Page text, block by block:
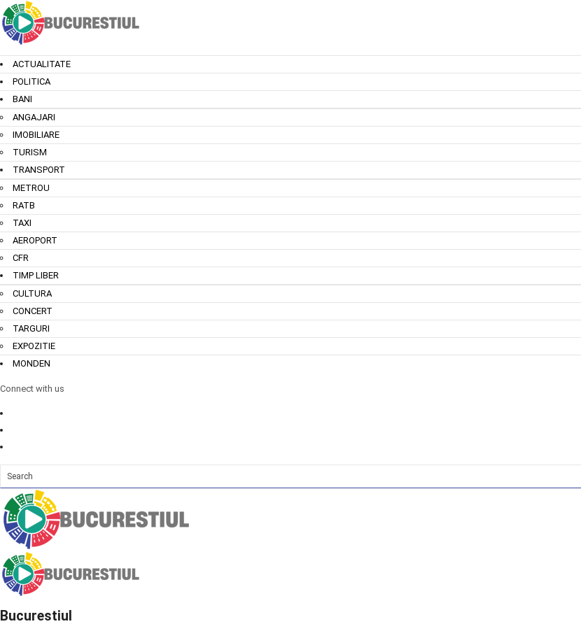
ACTUALITATE
POLITICA
BANI
ANGAJARI
IMOBILIARE
TURISM
TRANSPORT
METROU
RATB
TAXI
AEROPORT
CFR
TIMP LIBER
CULTURA
CONCERT
TARGURI
EXPOZITIE
MONDEN
Connect with us
Bucurestiul